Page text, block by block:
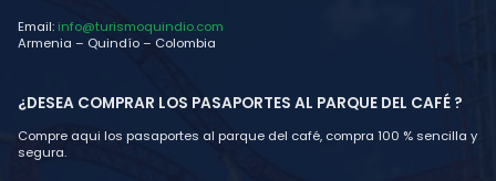
Email: info@turismoquindio.com
Armenia – Quindío – Colombia
¿DESEA COMPRAR LOS PASAPORTES AL PARQUE DEL CAFÉ ?
Compre aqui los pasaportes al parque del café, compra 100 % sencilla y
segura.